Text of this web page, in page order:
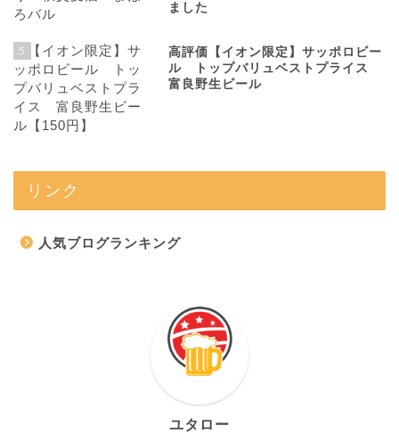
ました
5
高評価【イオン限定】サッポロビー
ル トップバリュベストプライス
富良野生ビール
リンク
人気ブログランキング
ユタロー